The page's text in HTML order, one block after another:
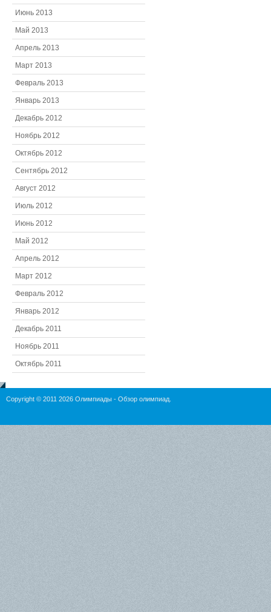
Июнь 2013
Май 2013
Апрель 2013
Март 2013
Февраль 2013
Январь 2013
Декабрь 2012
Ноябрь 2012
Октябрь 2012
Сентябрь 2012
Август 2012
Июль 2012
Июнь 2012
Май 2012
Апрель 2012
Март 2012
Февраль 2012
Январь 2012
Декабрь 2011
Ноябрь 2011
Октябрь 2011
Copyright © 2011 2026 Олимпиады - Обзор олимпиад.